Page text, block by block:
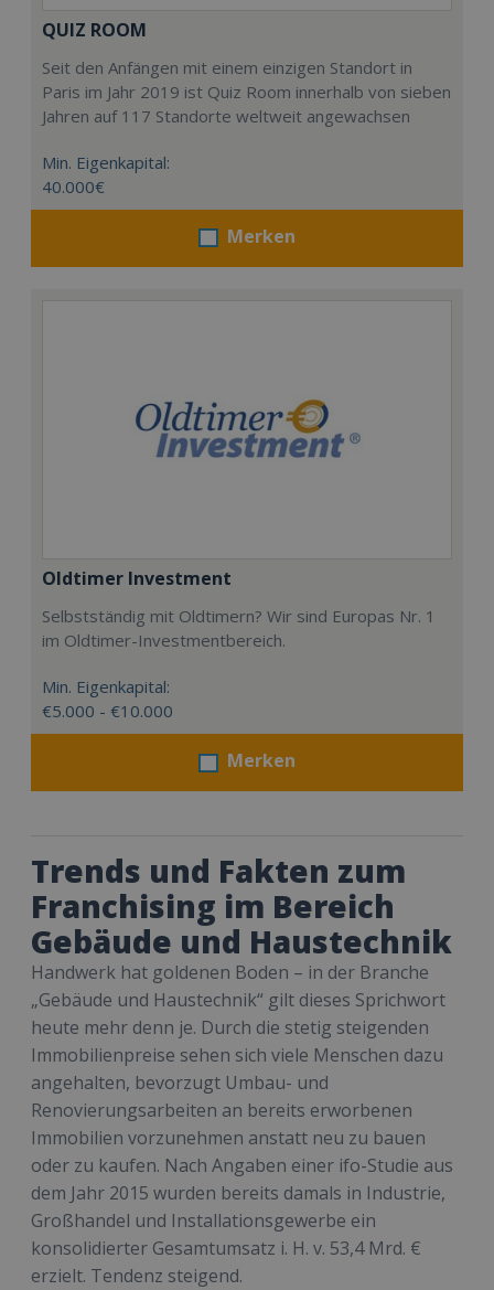
QUIZ ROOM
Seit den Anfängen mit einem einzigen Standort in
Paris im Jahr 2019 ist Quiz Room innerhalb von sieben
Jahren auf 117 Standorte weltweit angewachsen
Min. Eigenkapital:
40.000€
Merken
Oldtimer Investment
Selbstständig mit Oldtimern? Wir sind Europas Nr. 1
im Oldtimer-Investmentbereich.
Min. Eigenkapital:
€5.000 - €10.000
Merken
Trends und Fakten zum
Franchising im Bereich
Gebäude und Haustechnik
Handwerk hat goldenen Boden – in der Branche
„Gebäude und Haustechnik“ gilt dieses Sprichwort
heute mehr denn je. Durch die stetig steigenden
Immobilienpreise sehen sich viele Menschen dazu
angehalten, bevorzugt Umbau- und
Renovierungsarbeiten an bereits erworbenen
Immobilien vorzunehmen anstatt neu zu bauen
oder zu kaufen. Nach Angaben einer ifo-Studie aus
dem Jahr 2015 wurden bereits damals in Industrie,
Großhandel und Installationsgewerbe ein
konsolidierter Gesamtumsatz i. H. v. 53,4 Mrd. €
erzielt. Tendenz steigend.